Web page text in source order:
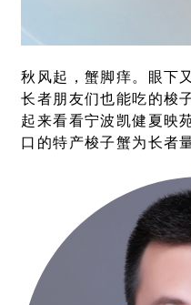
秋风起，蟹脚痒。眼下
长者朋友们也能吃的梭
起来看看宁波凯健夏映
口的特产梭子蟹为长者